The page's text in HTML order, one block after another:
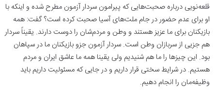
قلعه‌نویی درباره صحبت‌هایی که پیرامون سردار آزمون مطرح شده و اینکه با
او برای عدم حضور در جام ملت‌های آسیا صحبت کرده است؟ گفت: همه
بازیکنان برای ما عزیز هستند و وطن و مردم‌شان را دوست دارند. یقیناً سردار
هم جزیی از سربازان وطن است. سردار آزمون جزو بازیکنان ما در سپاهان
بود. این چیزها را ما هم شنیدیم ولی یقینا همه ما عاشق ایران و مردم
هستیم. در شرایط سختی قرار داریم و در جایی که مسئولیت داریم باید
وظیفه‌مان را انجام دهیم.